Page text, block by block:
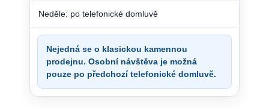
Neděle: po telefonické domluvě
Nejedná se o klasickou kamennou
prodejnu. Osobní návštěva je možná
pouze po předchozí telefonické domluvě.